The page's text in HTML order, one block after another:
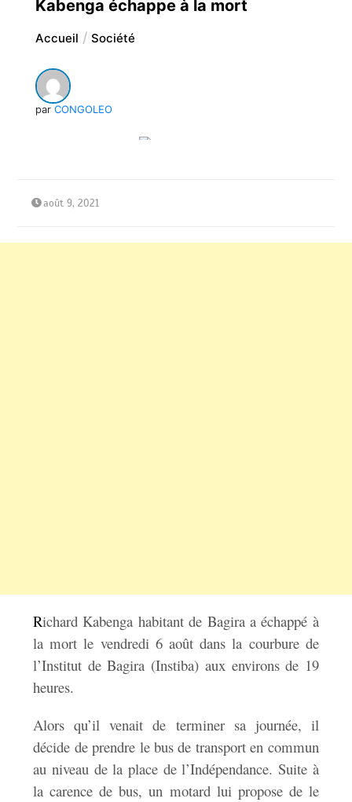
Kabenga échappe à la mort
Accueil Société
par CONGOLEO
août 9, 2021
Richard Kabenga habitant de Bagira a échappé à
la mort le vendredi 6 août dans la courbure de
l’Institut de Bagira (Instiba) aux environs de 19
heures.
Alors qu’il venait de terminer sa journée, il
décide de prendre le bus de transport en commun
au niveau de la place de l’Indépendance. Suite à
la carence de bus, un motard lui propose de le